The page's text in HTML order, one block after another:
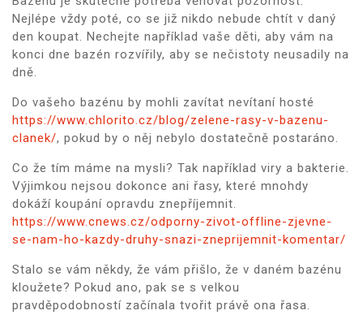
Nejlépe vždy poté, co se již nikdo nebude chtít v daný
den koupat. Nechejte například vaše děti, aby vám na
konci dne bazén rozvířily, aby se nečistoty neusadily na
dně.
Do vašeho bazénu by mohli zavítat nevítaní hosté
https://www.chlorito.cz/blog/zelene-rasy-v-bazenu-
clanek/, pokud by o něj nebylo dostatečně postaráno.
Co že tím máme na mysli? Tak například viry a bakterie.
Výjimkou nejsou dokonce ani řasy, které mnohdy
dokáží koupání opravdu znepříjemnit.
https://www.cnews.cz/odporny-zivot-offline-zjevne-
se-nam-ho-kazdy-druhy-snazi-zneprijemnit-komentar/
Stalo se vám někdy, že vám přišlo, že v daném bazénu
kloužete? Pokud ano, pak se s velkou
pravděpodobností začínala tvořit právě ona řasa.